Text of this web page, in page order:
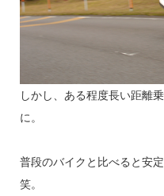
しかし、ある程度長い距離
に。
普段のバイクと比べると安
笑。